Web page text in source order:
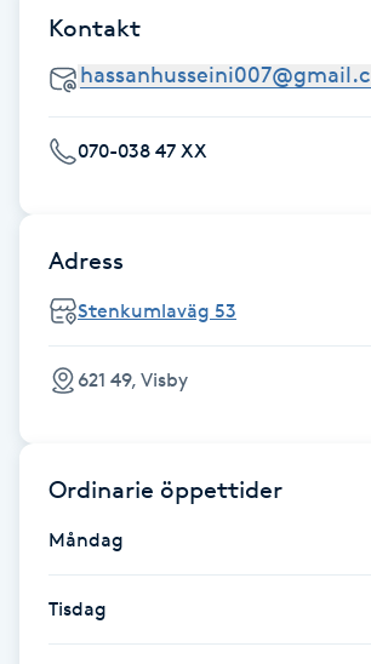
Fransfärgning
Fransk manikyr
Fransrengöring
Frekvensterapi
Friskvårdsmassage
Frisör
Kontakt
070-038 47 XX
Adress
Stenkumlaväg 53
621 49, Visby
Ordinarie öppettider
Måndag
Tisdag